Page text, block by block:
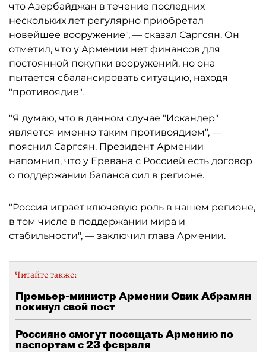
что Азербайджан в течение последних
нескольких лет регулярно приобретал
новейшее вооружение", — сказал Саргсян. Он
отметил, что у Армении нет финансов для
постоянной покупки вооружений, но она
пытается сбалансировать ситуацию, находя
"противоядие".
"Я думаю, что в данном случае "Искандер"
является именно таким противоядием", —
пояснил Саргсян. Президент Армении
напомнил, что у Еревана с Россией есть договор
о поддержании баланса сил в регионе.
"Россия играет ключевую роль в нашем регионе,
в том числе в поддержании мира и
стабильности", — заключил глава Армении.
Читайте также:
Премьер-министр Армении Овик Абрамян
покинул свой пост
Россияне смогут посещать Армению по
паспортам с 23 февраля